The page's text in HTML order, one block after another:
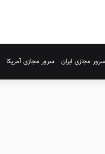
سرور مجازی ایران سرور مجازی آمریکا